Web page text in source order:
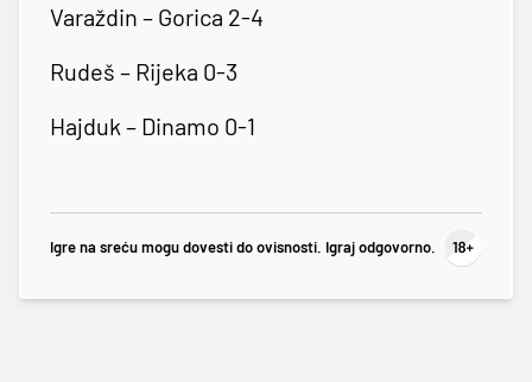
Varaždin – Gorica 2-4
Rudeš – Rijeka 0-3
Hajduk – Dinamo 0-1
Igre na sreću mogu dovesti do ovisnosti. Igraj odgovorno.